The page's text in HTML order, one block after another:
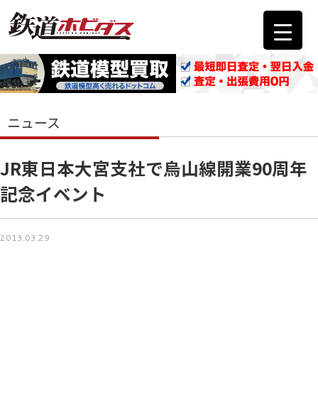
ニュース
JR東日本大宮支社で烏山線開業90周年
記念イベント
2013.03.29